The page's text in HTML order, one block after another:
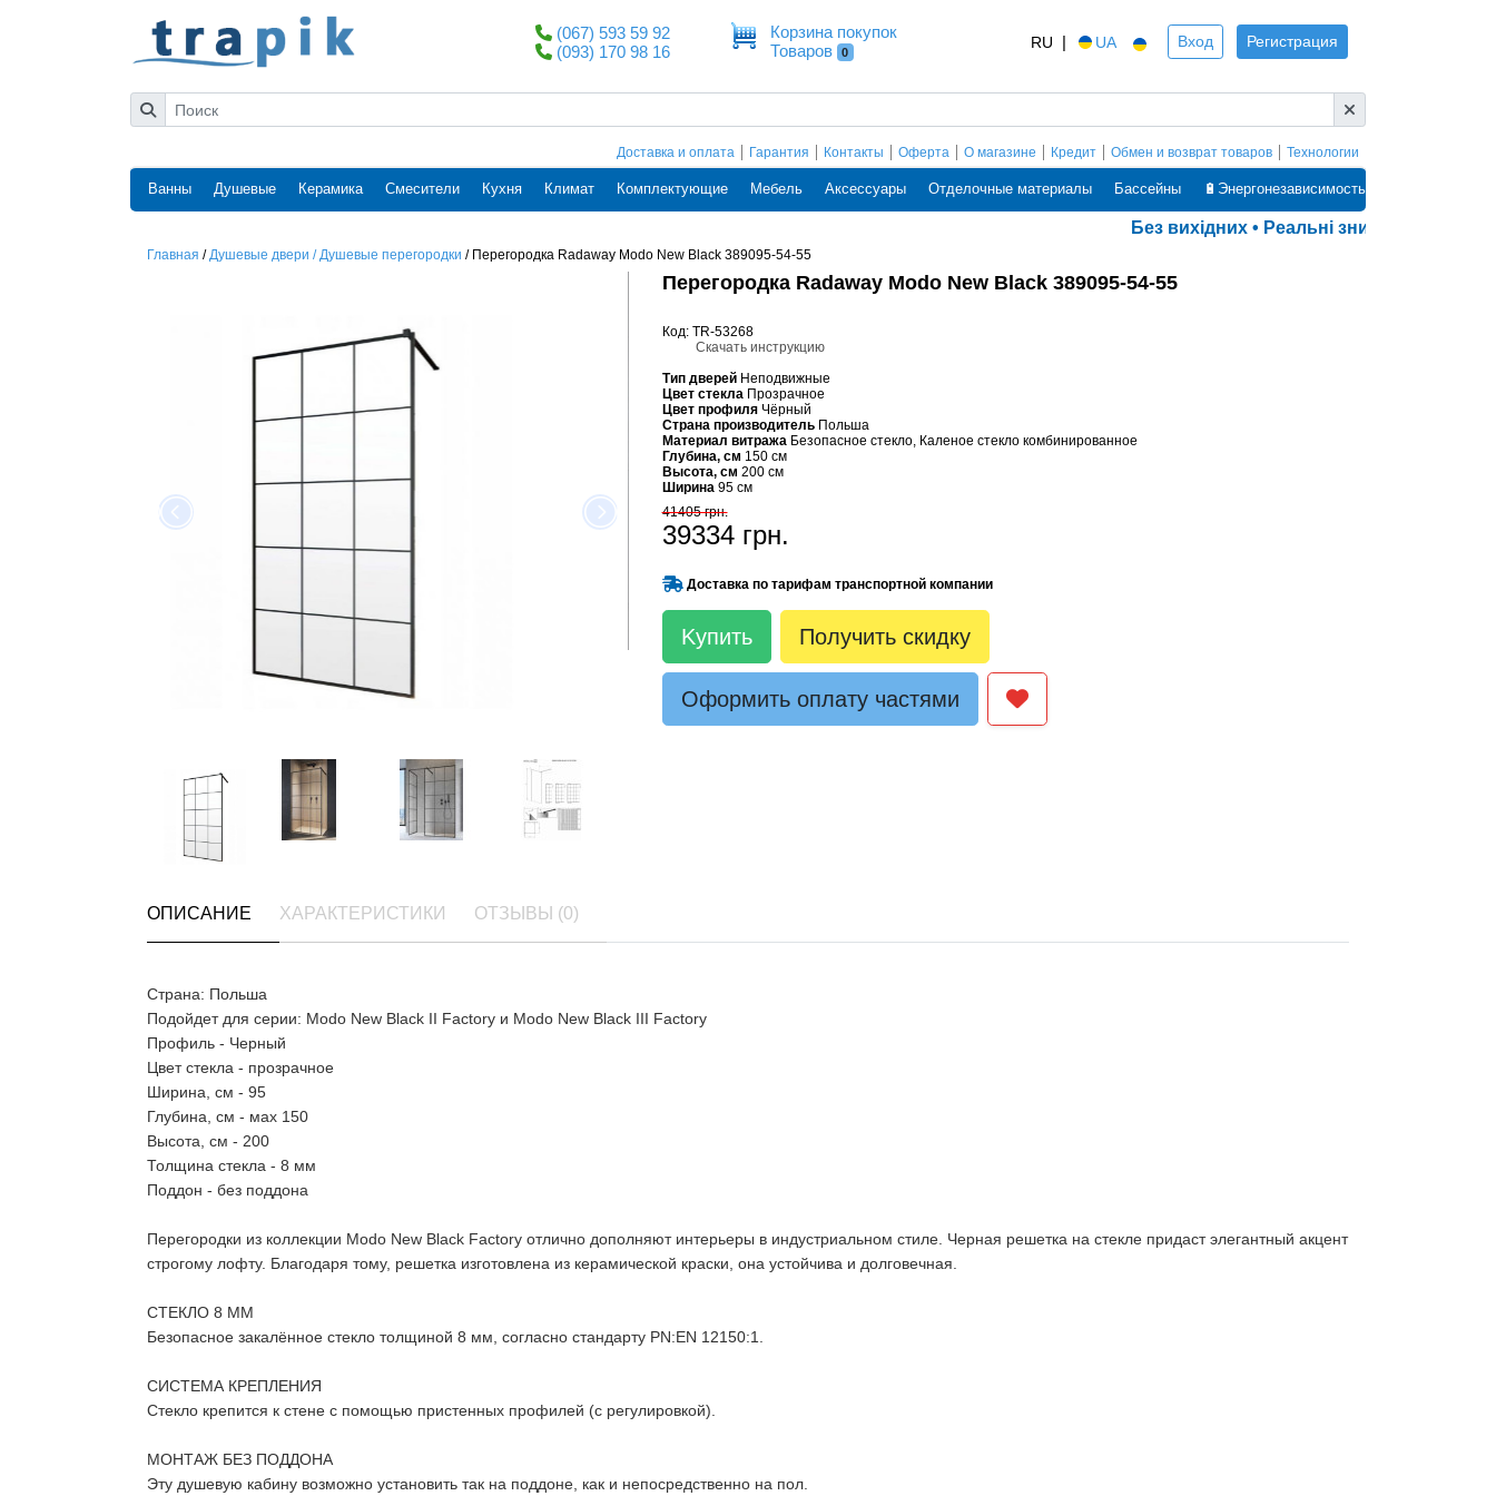
(067) 593 59 92
(093) 170 98 16
Корзина покупок
Товаров
0
RU | UA Вход Регистрация
Доставка и оплата Гарантия Контакты Оферта О магазине Кредит Обмен и возврат товаров Технологии
Ванны Душевые Керамика Смесители Кухня Климат Комплектующие Мебель Аксессуары Отделочные материалы Бассейны 🔋Энергонезависимость
Без вихідних • Реальні знижки • Оплата
Главная /Душевые двери / Душевые перегородки / Перегородка Radaway Modo New Black 389095-54-55
Перегородка Radaway Modo New Black 389095-54-55
Код: TR-53268
Скачать инструкцию
Тип дверей Неподвижные
Цвет стекла Прозрачное
Цвет профиля Чёрный
Страна производитель Польша
Материал витража Безопасное стекло, Каленое стекло комбинированное
Глубина, см 150 см
Высота, см 200 см
Ширина 95 см
41405 грн.
39334 грн.
Доставка по тарифам транспортной компании
Kупить Получить скидку
Оформить оплату частями
ОПИСАНИЕ ХАРАКТЕРИСТИКИ ОТЗЫВЫ (0)
Страна: Польша
Подойдет для серии: Modo New Black II Factory и Modo New Black III Factory
Профиль - Черный
Цвет стекла - прозрачное
Ширина, см - 95
Глубина, см - мах 150
Высота, см - 200
Толщина стекла - 8 мм
Поддон - без поддона
Перегородки из коллекции Modo New Black Factory отлично дополняют интерьеры в индустриальном стиле. Черная решетка на стекле придаст элегантный акцент
строгому лофту. Благодаря тому, решетка изготовлена из керамической краски, она устойчива и долговечная.
СТЕКЛО 8 ММ
Безопасное закалённое стекло толщиной 8 мм, согласно стандарту PN:EN 12150:1.
СИСТЕМА КРЕПЛЕНИЯ
Стекло крепится к стене с помощью пристенных профилей (с регулировкой).
МОНТАЖ БЕЗ ПОДДОНА
Эту душевую кабину возможно установить так на поддоне, как и непосредственно на пол.